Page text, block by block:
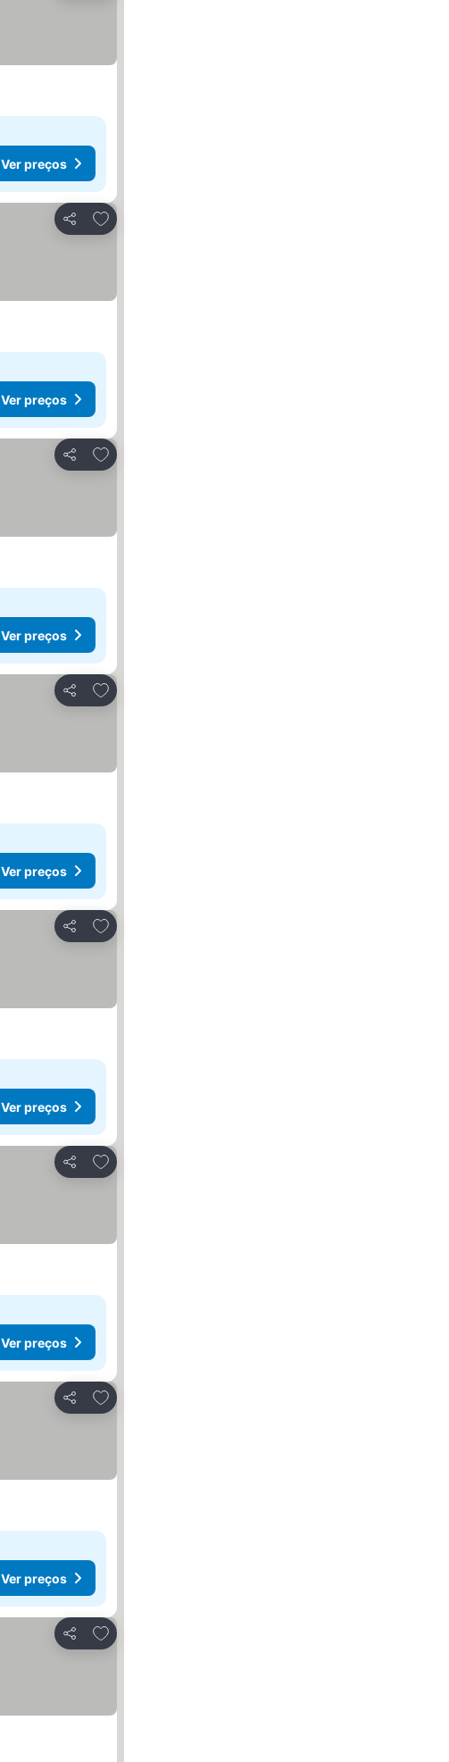
Ver preços
Partilhar
Adicionar aos favoritos
Ver preços
Partilhar
Adicionar aos favoritos
Ver preços
Partilhar
Adicionar aos favoritos
Ver preços
Partilhar
Adicionar aos favoritos
Ver preços
Partilhar
Adicionar aos favoritos
Ver preços
Partilhar
Adicionar aos favoritos
Ver preços
Partilhar
Adicionar aos favoritos